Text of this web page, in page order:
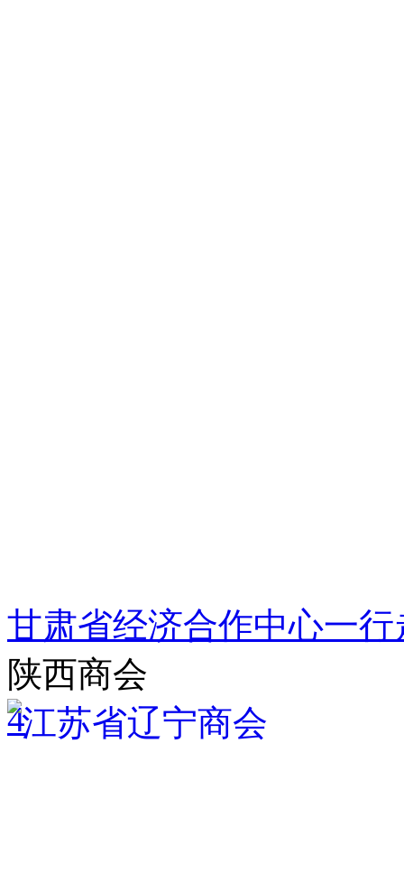
甘肃省经济合作中心一
陕西商会
4